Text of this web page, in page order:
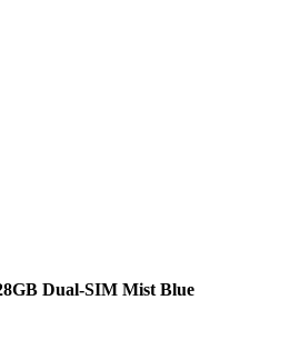
Dual-SIM Mist Blue